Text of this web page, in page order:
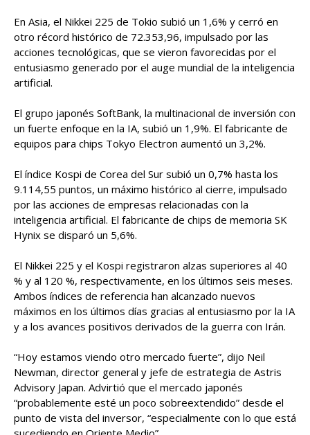
En Asia, el Nikkei 225 de Tokio subió un 1,6% y cerró en
otro récord histórico de 72.353,96, impulsado por las
acciones tecnológicas, que se vieron favorecidas por el
entusiasmo generado por el auge mundial de la inteligencia
artificial.
El grupo japonés SoftBank, la multinacional de inversión con
un fuerte enfoque en la IA, subió un 1,9%. El fabricante de
equipos para chips Tokyo Electron aumentó un 3,2%.
El índice Kospi de Corea del Sur subió un 0,7% hasta los
9.114,55 puntos, un máximo histórico al cierre, impulsado
por las acciones de empresas relacionadas con la
inteligencia artificial. El fabricante de chips de memoria SK
Hynix se disparó un 5,6%.
El Nikkei 225 y el Kospi registraron alzas superiores al 40
% y al 120 %, respectivamente, en los últimos seis meses.
Ambos índices de referencia han alcanzado nuevos
máximos en los últimos días gracias al entusiasmo por la IA
y a los avances positivos derivados de la guerra con Irán.
“Hoy estamos viendo otro mercado fuerte”, dijo Neil
Newman, director general y jefe de estrategia de Astris
Advisory Japan. Advirtió que el mercado japonés
“probablemente esté un poco sobreextendido” desde el
punto de vista del inversor, “especialmente con lo que está